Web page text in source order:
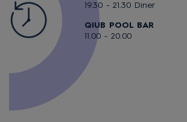
19.30 - 21.30 Diner
QIUB POOL BAR
11.00 - 20.00